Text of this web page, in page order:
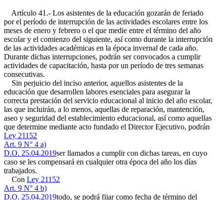
Artículo 41.- Los asistentes de la educación gozarán de feriado
por el período de interrupción de las actividades escolares entre los
meses de enero y febrero o el que medie entre el término del año
escolar y el comienzo del siguiente, así como durante la interrupción
de las actividades académicas en la época invernal de cada año.
Durante dichas interrupciones, podrán ser convocados a cumplir
actividades de capacitación, hasta por un período de tres semanas
consecutivas.
Sin perjuicio del inciso anterior, aquellos asistentes de la
educación que desarrollen labores esenciales para asegurar la
correcta prestación del servicio educacional al inicio del año escolar,
las que incluirán, a lo menos, aquellas de reparación, mantención,
aseo y seguridad del establecimiento educacional, así como aquellas
que determine mediante acto fundado el Director Ejecutivo, podrán
Ley 21152
Art. 9 N° 4 a)
D.O. 25.04.2019ser llamados a cumplir con dichas tareas, en cuyo
caso se les compensará en cualquier otra época del año los días
trabajados.
Con Ley 21152
Art. 9 N° 4 b)
D.O. 25.04.2019todo, se podrá fijar como fecha de término del